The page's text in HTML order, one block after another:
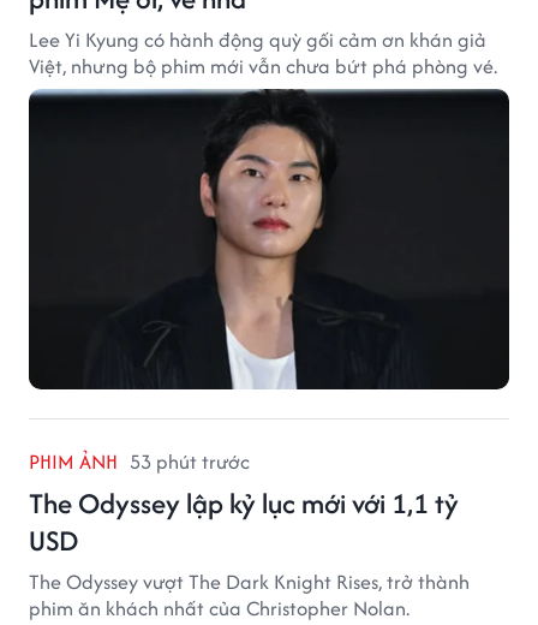
Lee Yi Kyung có hành động quỳ gối cảm ơn khán giả
Việt, nhưng bộ phim mới vẫn chưa bứt phá phòng vé.
PHIM ẢNH 53 phút trước
The Odyssey lập kỷ lục mới với 1,1 tỷ
USD
The Odyssey vượt The Dark Knight Rises, trở thành
phim ăn khách nhất của Christopher Nolan.